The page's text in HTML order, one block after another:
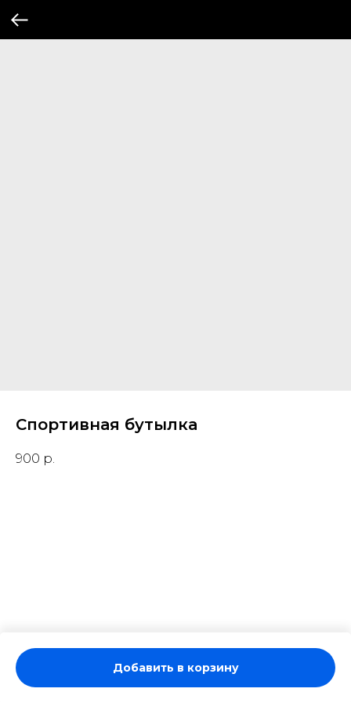
Спортивная бутылка
900 р.
Добавить в корзину